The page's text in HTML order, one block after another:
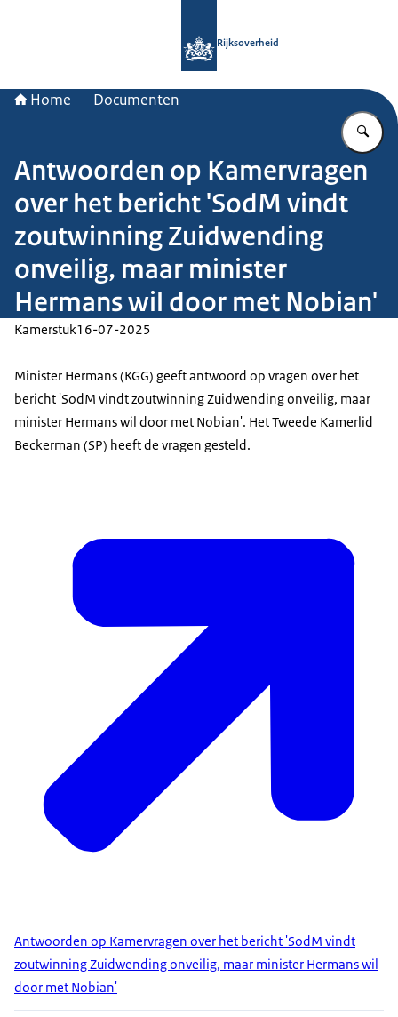
Rijksoverheid
Home Documenten
Antwoorden op Kamervragen
over het bericht 'SodM vindt
zoutwinning Zuidwending
onveilig, maar minister
Hermans wil door met Nobian'
Kamerstuk16-07-2025
Minister Hermans (KGG) geeft antwoord op vragen over het
bericht 'SodM vindt zoutwinning Zuidwending onveilig, maar
minister Hermans wil door met Nobian'. Het Tweede Kamerlid
Beckerman (SP) heeft de vragen gesteld.
Antwoorden op Kamervragen over het bericht 'SodM vindt
zoutwinning Zuidwending onveilig, maar minister Hermans wil
door met Nobian'